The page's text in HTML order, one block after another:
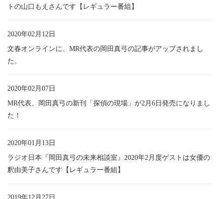
トの山口もえさんです【レギュラー番組】
2020年02月12日
文春オンラインに、MR代表の岡田真弓の記事がアップされまし
た。
2020年02月07日
MR代表、岡田真弓の新刊「探偵の現場」が2月6日発売になりまし
た！
2020年01月13日
ラジオ日本『岡田真弓の未来相談室』2020年2月度ゲストは女優の
釈由美子さんです【レギュラー番組】
2019年12月27日